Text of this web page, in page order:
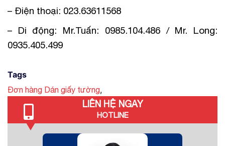
– Điện thoại: 023.63611568
– Di động: Mr.Tuấn: 0985.104.486 / Mr. Long:
0935.405.499
Tags
Đơn hàng Dán giấy tường,
LIÊN HỆ NGAY
HOTLINE